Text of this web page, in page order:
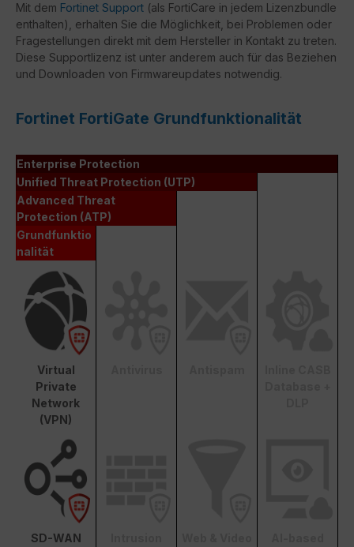
Mit dem Fortinet Support (als FortiCare in jedem Lizenzbundle
enthalten), erhalten Sie die Möglichkeit, bei Problemen oder
Fragestellungen direkt mit dem Hersteller in Kontakt zu treten.
Diese Supportlizenz ist unter anderem auch für das Beziehen
und Downloaden von Firmwareupdates notwendig.
Fortinet FortiGate Grundfunktionalität
Enterprise Protection
Unified Threat Protection (UTP)
Advanced Threat
Protection (ATP)
Grundfunktio
nalität
Virtual
Private
Network
(VPN)
SD-WAN